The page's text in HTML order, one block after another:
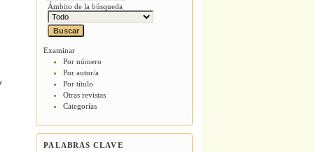
Ámbito de la búsqueda
Examinar
Por número
Por autor/a
Por título
Otras revistas
Categorías
PALABRAS CLAVE